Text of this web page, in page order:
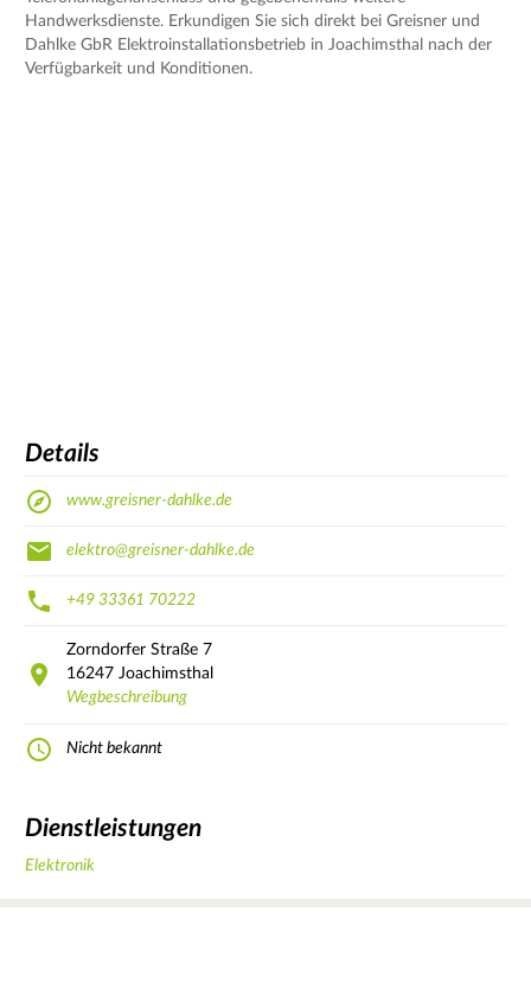
Handwerksdienste. Erkundigen Sie sich direkt bei Greisner und
Dahlke GbR Elektroinstallationsbetrieb in Joachimsthal nach der
Verfügbarkeit und Konditionen.
Details
www.greisner-dahlke.de
elektro@greisner-dahlke.de
+49 33361 70222
Zorndorfer Straße 7
16247 Joachimsthal
Wegbeschreibung
Nicht bekannt
Dienstleistungen
Elektronik